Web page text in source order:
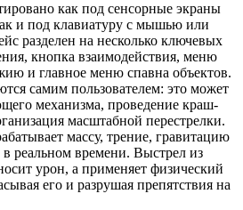
как под сенсорные экраны
и под клавиатуру с мышью или
разделен на несколько ключевых
кнопка взаимодействия, меню
и главное меню спавна объектов.
самим пользователем: это может
механизма, проведение краш-
масштабной перестрелки.
массу, трение, гравитацию
реальном времени. Выстрел из
урон, а применяет физический
его и разрушая препятствия на